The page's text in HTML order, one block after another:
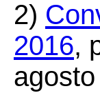
2)
2016,